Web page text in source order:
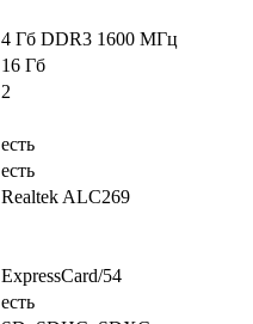
4 Гб DDR3 1600 МГц
16 Гб
2
есть
есть
Realtek ALC269
ExpressCard/54
есть